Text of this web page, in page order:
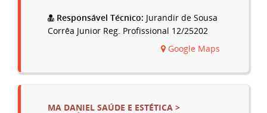
Responsável Técnico: Jurandir de Sousa
Corrêa Junior Reg. Profissional 12/25202
Google Maps
MA DANIEL SAÚDE E ESTÉTICA >